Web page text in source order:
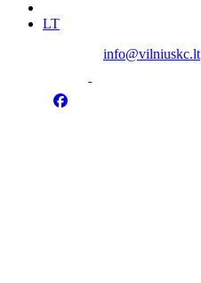
LT
info@vilniuskc.lt